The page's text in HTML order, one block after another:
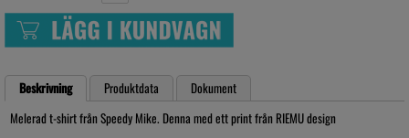
Beskrivning Produktdata
Dokument
Melerad t-shirt från Speedy Mike. Denna med ett print från RIEMU design